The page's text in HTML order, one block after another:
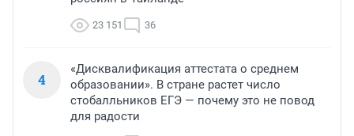
23 151 36
4
«Дисквалификация аттестата о среднем
образовании». В стране растет число
стобалльников ЕГЭ — почему это не повод
для радости